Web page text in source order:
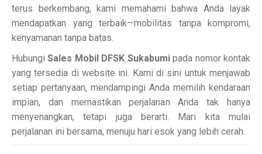
terus berkembang, kami memahami bahwa Anda layak
mendapatkan yang terbaik—mobilitas tanpa kompromi,
kenyamanan tanpa batas.
HubungiSales Mobil DFSK Sukabumipada nomor kontak
yang tersedia di website ini. Kami di sini untuk menjawab
setiap pertanyaan, mendampingi Anda memilih kendaraan
impian, dan memastikan perjalanan Anda tak hanya
menyenangkan, tetapi juga berarti. Mari kita mulai
perjalanan ini bersama, menuju hari esok yang lebih cerah.